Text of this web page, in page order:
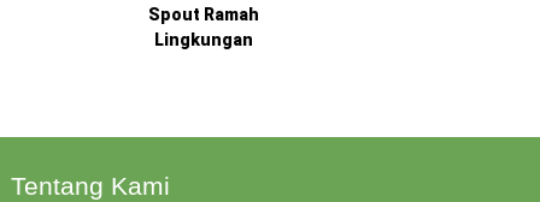
Spout Ramah
Lingkungan
Tentang Kami